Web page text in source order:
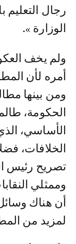
رجال التعليم
الوزارة ».
ولم يخف
أمره لأن
ومن بينها
الحكومة،
الأساسي،
الخلافات،
تصريح رئيس
وممثلي
أن هناك
لمزيد من